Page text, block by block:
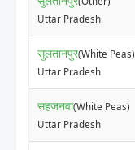
Uttar Pradesh
सुलतानपुर(White Peas)
Uttar Pradesh
सहजनवा(White Peas)
Uttar Pradesh